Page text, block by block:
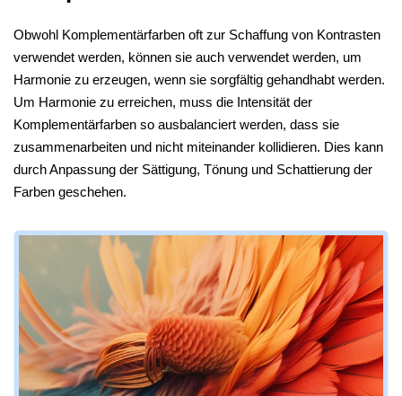
Obwohl Komplementärfarben oft zur Schaffung von Kontrasten
verwendet werden, können sie auch verwendet werden, um
Harmonie zu erzeugen, wenn sie sorgfältig gehandhabt werden.
Um Harmonie zu erreichen, muss die Intensität der
Komplementärfarben so ausbalanciert werden, dass sie
zusammenarbeiten und nicht miteinander kollidieren. Dies kann
durch Anpassung der Sättigung, Tönung und Schattierung der
Farben geschehen.